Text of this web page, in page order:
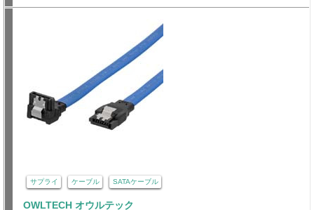
サプライ ケーブル SATAケーブル
OWLTECH オウルテック